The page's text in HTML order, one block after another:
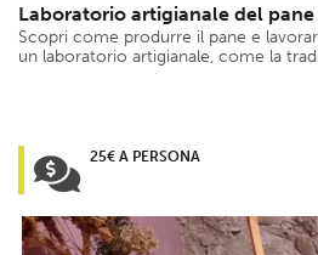
Laboratorio artigianale del pane
Scopri come produrre il pane e
un laboratorio artigianale, come la
25€ A PERSONA